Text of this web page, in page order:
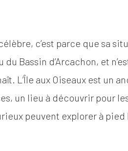
c’est parce que sa
Bassin d’Arcachon, et
L’Île aux Oiseaux est un
un lieu à découvrir pour
peuvent explorer à